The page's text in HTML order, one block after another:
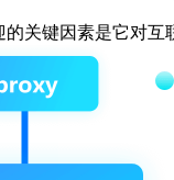
关键因素是它对